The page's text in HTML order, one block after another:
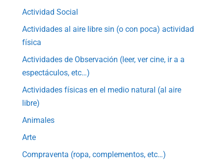
Actividad Social
Actividades al aire libre sin (o con poca) actividad
física
Actividades de Observación (leer, ver cine, ir a a
espectáculos, etc…)
Actividades físicas en el medio natural (al aire
libre)
Animales
Arte
Compraventa (ropa, complementos, etc…)